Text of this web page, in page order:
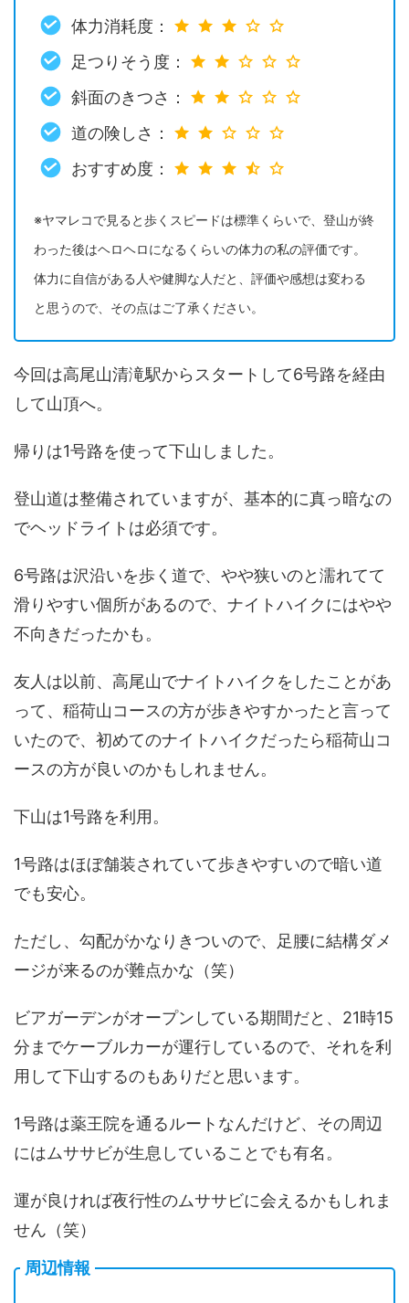
体力消耗度：
足つりそう度：
斜面のきつさ：
道の険しさ：
おすすめ度：
※ヤマレコで見ると歩くスピードは標準くらいで、登山が終
わった後はヘロヘロになるくらいの体力の私の評価です。
体力に自信がある人や健脚な人だと、評価や感想は変わる
と思うので、その点はご了承ください。
今回は高尾山清滝駅からスタートして6号路を経由
して山頂へ。
帰りは1号路を使って下山しました。
登山道は整備されていますが、基本的に真っ暗なの
でヘッドライトは必須です。
6号路は沢沿いを歩く道で、やや狭いのと濡れてて
滑りやすい個所があるので、ナイトハイクにはやや
不向きだったかも。
友人は以前、高尾山でナイトハイクをしたことがあ
って、稲荷山コースの方が歩きやすかったと言って
いたので、初めてのナイトハイクだったら稲荷山コ
ースの方が良いのかもしれません。
下山は1号路を利用。
1号路はほぼ舗装されていて歩きやすいので暗い道
でも安心。
ただし、勾配がかなりきついので、足腰に結構ダメ
ージが来るのが難点かな（笑）
ビアガーデンがオープンしている期間だと、21時15
分までケーブルカーが運行しているので、それを利
用して下山するのもありだと思います。
1号路は薬王院を通るルートなんだけど、その周辺
にはムササビが生息していることでも有名。
運が良ければ夜行性のムササビに会えるかもしれま
せん（笑）
周辺情報